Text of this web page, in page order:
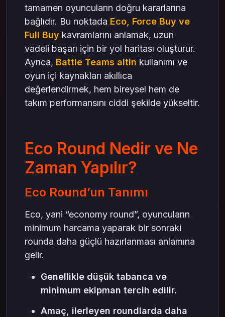
tamamen oyuncuların doğru kararlarına
bağlıdır. Bu noktada Eco, Force Buy ve
Full Buy kavramlarını anlamak, uzun
vadeli başarı için bir yol haritası oluşturur.
Ayrıca, Battle Teams altin kullanımı ve
oyun içi kaynakları akıllıca
değerlendirmek, hem bireysel hem de
takım performansını ciddi şekilde yükseltir.
Eco Round Nedir ve Ne
Zaman Yapılır?
Eco Round’un Tanımı
Eco, yani “economy round”, oyuncuların
minimum harcama yaparak bir sonraki
rounda daha güçlü hazırlanması anlamına
gelir.
Genellikle düşük tabanca ve
minimum ekipman tercih edilir.
Amaç, ilerleyen roundlarda daha